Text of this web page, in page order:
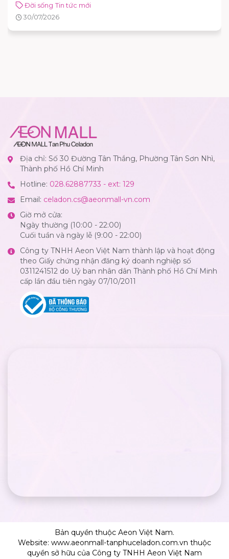
Đời sống
30/07/2026
Địa chỉ: Số 30 Đường Tân Thắng, Phường Tân Sơn Nhì,
Thành phố Hồ Chí Minh
Hotline: 028.62887733 - ext: 129
Email: celadon.cs@aeonmall-vn.com
Giờ mở cửa:
Ngày thường (10:00 - 22:00)
Cuối tuần và ngày lễ (9:00 - 22:00)
Công ty TNHH Aeon Việt Nam thành lập và hoạt động
theo Giấy chứng nhận đăng ký doanh nghiệp số
0311241512 do Uỷ ban nhân dân Thành phố Hồ Chí Minh
cấp lần đầu tiên ngày 07/10/2011
Bản quyền thuộc Aeon Việt Nam.
Website: www.aeonmall-tanphuceladon.com.vn thuộc
quyền sở hữu của Công ty TNHH Aeon Việt Nam